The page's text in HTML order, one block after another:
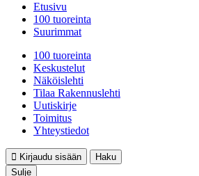
Etusivu
100 tuoreinta
Suurimmat
100 tuoreinta
Keskustelut
Näköislehti
Tilaa Rakennuslehti
Uutiskirje
Toimitus
Yhteystiedot
Kirjaudu sisään
Haku
Sulje